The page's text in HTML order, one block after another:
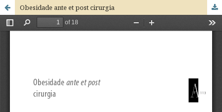
Obesidade ante et post cirurgia